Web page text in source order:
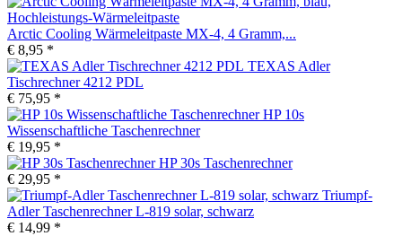
Arctic Cooling Wärmeleitpaste MX-4, 4 Gramm,...
€ 8,95 *
TEXAS Adler
Tischrechner 4212 PDL
€ 75,95 *
HP 10s
Wissenschaftliche Taschenrechner
€ 19,95 *
HP 30s Taschenrechner
€ 29,95 *
Triumpf-
Adler Taschenrechner L-819 solar, schwarz
€ 14,99 *